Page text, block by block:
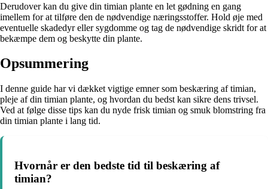
Derudover kan du give din timian plante en let gødning en gang
imellem for at tilføre den de nødvendige næringsstoffer. Hold øje med
eventuelle skadedyr eller sygdomme og tag de nødvendige skridt for at
bekæmpe dem og beskytte din plante.
Opsummering
I denne guide har vi dækket vigtige emner som beskæring af timian,
pleje af din timian plante, og hvordan du bedst kan sikre dens trivsel.
Ved at følge disse tips kan du nyde frisk timian og smuk blomstring fra
din timian plante i lang tid.
Hvornår er den bedste tid til beskæring af
timian?